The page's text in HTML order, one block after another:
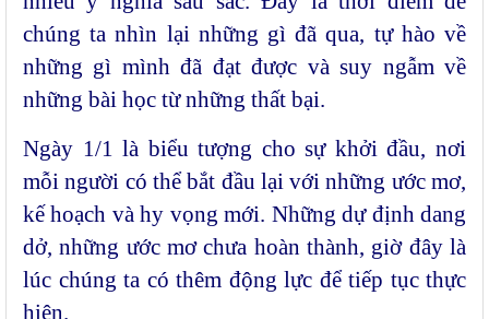
chúng ta nhìn lại những gì đã qua, tự hào về
những gì mình đã đạt được và suy ngẫm về
những bài học từ những thất bại.
Ngày 1/1 là biểu tượng cho sự khởi đầu, nơi
mỗi người có thể bắt đầu lại với những ước mơ,
kế hoạch và hy vọng mới. Những dự định dang
dở, những ước mơ chưa hoàn thành, giờ đây là
lúc chúng ta có thêm động lực để tiếp tục thực
hiện.